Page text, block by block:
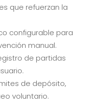
que refuerzan la
configurable para
manual.
de partidas
de depósito,
voluntario.